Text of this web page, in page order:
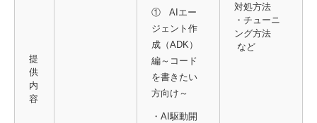
提
供
内
容
① AIエー
ジェント作
成（ADK）
編～コード
を書きたい
方向け～
・AI駆動開
対処方法
・チューニ
ング方法
など